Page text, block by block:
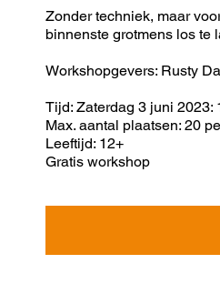
Zonder techniek, maar
binnenste grotmens los te
Workshopgevers: Rusty
Tijd: Zaterdag 3 juni 2023:
Max. aantal plaatsen: 20
Leeftijd: 12+
Gratis workshop